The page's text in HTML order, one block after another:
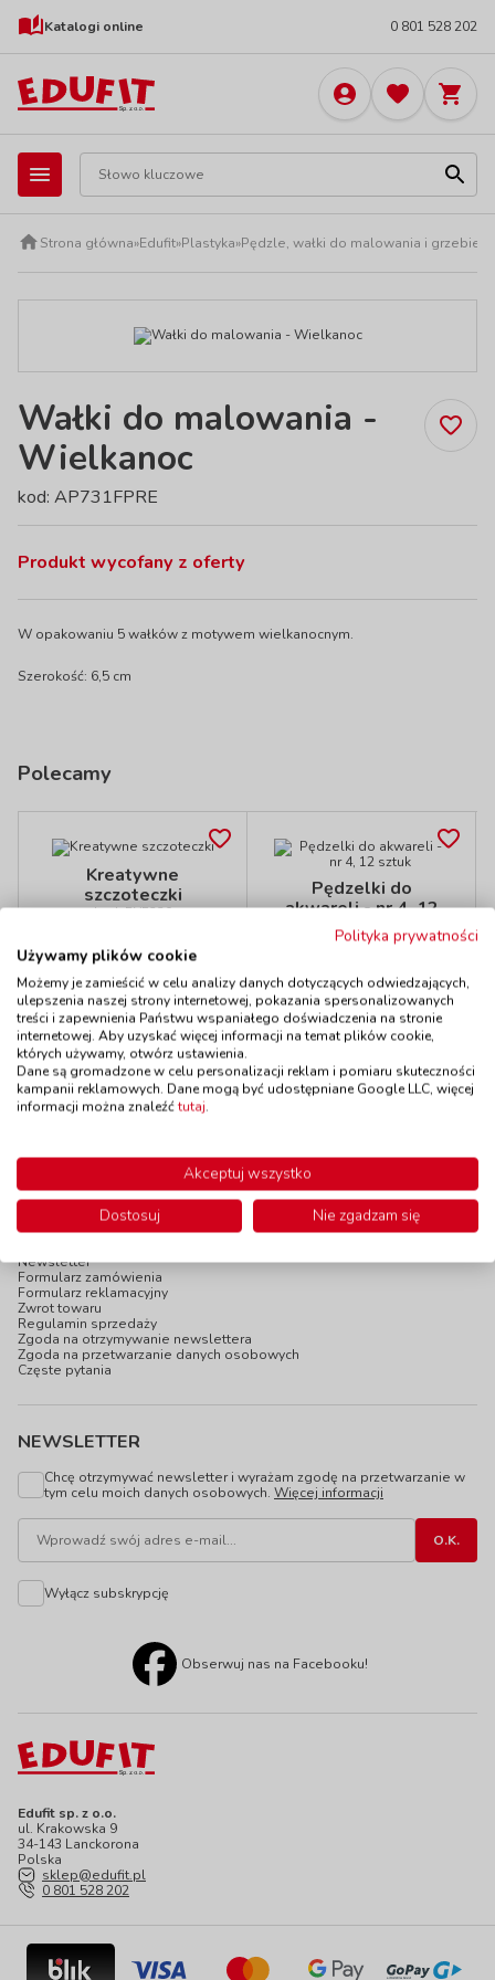
Katalogi online 0 801 528 202
Strona główna»Edufit»Plastyka»Pędzle, wałki do malowania i
Wałki do malowania -
Wielkanoc
kod: AP731FPRE
Produkt wycofany z oferty
W opakowaniu 5 wałków z motywem wielkanocnym.
Szerokość: 6,5 cm
Polecamy
Kreatywne
szczoteczki
kod: RY5320
do 5 dni
65,90 zł z VAT
Do koszyka
Pędzelki do
akwareli - nr 4, 12
sztuk
kod: ED040073
2 szt.
do 5 dni
18,90 zł z VAT
Edufit sp. z o.o.
ul. Krakowska 9
34-143 Lanckorona
Polska
sklep@edufit.pl
0 801 528 202
INFOPANEL
Katalogi online
Newsletter
Formularz zamówienia
Formularz reklamacyjny
Zwrot towaru
Regulamin sprzedaży
Zgoda na otrzymywanie newslettera
Zgoda na przetwarzanie danych osobowych
Częste pytania
NEWSLETTER
Chcę otrzymywać newsletter i wyrażam zgodę na przetwarzanie w
tym celu moich danych osobowych. Więcej informacji
Wyłącz subskrypcję
Obserwuj nas na Facebooku!
Polityka prywatności
Używamy plików cookie
Możemy je zamieścić w celu analizy danych dotyczących odwiedzających,
ulepszenia naszej strony internetowej, pokazania spersonalizowanych
treści i zapewnienia Państwu wspaniałego doświadczenia na stronie
internetowej. Aby uzyskać więcej informacji na temat plików cookie,
których używamy, otwórz ustawienia.
Dane są gromadzone w celu personalizacji reklam i pomiaru skuteczności
kampanii reklamowych. Dane mogą być udostępniane Google LLC, więcej
informacji można znaleźćtutaj.
Akceptuj wszystko
Dostosuj
Nie zgadzam się